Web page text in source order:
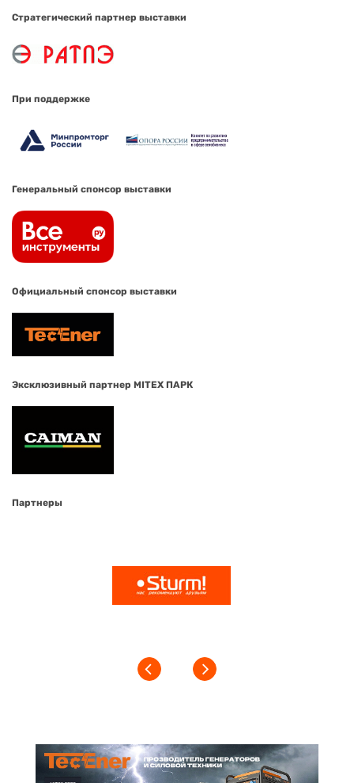
Стратегический партнер выставки
При поддержке
Генеральный спонсор выставки
Официальный спонсор выставки
Эксклюзивный партнер MITEX ПАРК
Партнеры